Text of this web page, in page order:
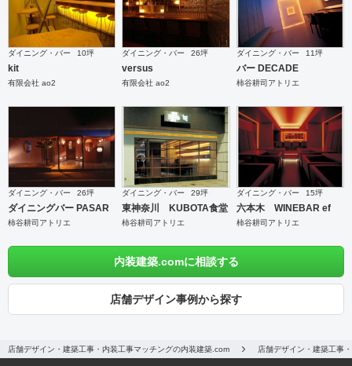
ダイニング・バー 10坪
kit
有限会社 ao2
ダイニング・バー 26坪
versus
有限会社 ao2
ダイニング・バー 11坪
バー DECADE
柿谷耕司アトリエ
ダイニング・バー 26坪
ダイニングバー PASAR
柿谷耕司アトリエ
ダイニング・バー 29坪
東神奈川 KUBOTA食堂
柿谷耕司アトリエ
ダイニング・バー 15坪
六本木 WINEBAR ef
柿谷耕司アトリエ
内装建築.comに相談する
店舗デザイン事例から探す
店舗デザイン・建築工事・内装工事マッチングの内装建築.com 店舗デザイン・建築工事